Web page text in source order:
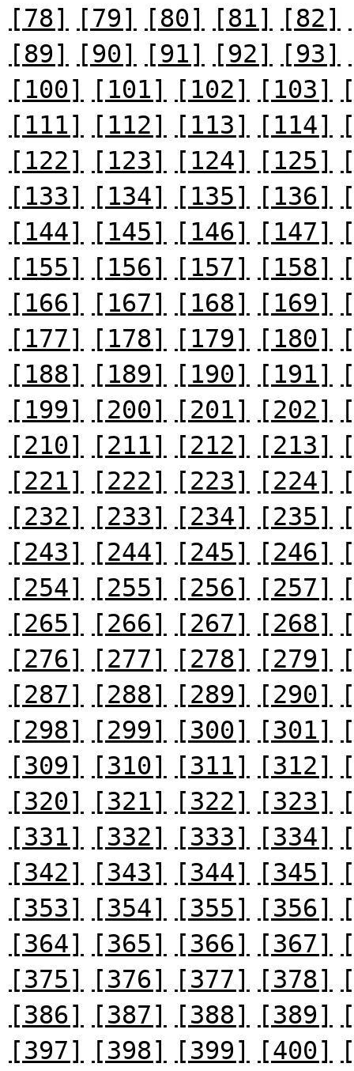
[78]
[79] [80] [81] [82]
[89]
[90] [91] [92] [93]
[100]
[101] [102] [103]
[111]
[112] [113] [114]
[122]
[123] [124] [125]
[133]
[134] [135] [136]
[144]
[145] [146] [147]
[155]
[156] [157] [158]
[166]
[167] [168] [169]
[177]
[178] [179] [180]
[188]
[189] [190] [191]
[199]
[200] [201] [202]
[210]
[211] [212] [213]
[221]
[222] [223] [224]
[232]
[233] [234] [235]
[243]
[244] [245] [246]
[254]
[255] [256] [257]
[265]
[266] [267] [268]
[276]
[277] [278] [279]
[287]
[288] [289] [290]
[298]
[299] [300] [301]
[309]
[310] [311] [312]
[320]
[321] [322] [323]
[331]
[332] [333] [334]
[342]
[343] [344] [345]
[353]
[354] [355] [356]
[364]
[365] [366] [367]
[375]
[376] [377] [378]
[386]
[387] [388] [389]
[397]
[398] [399] [400]